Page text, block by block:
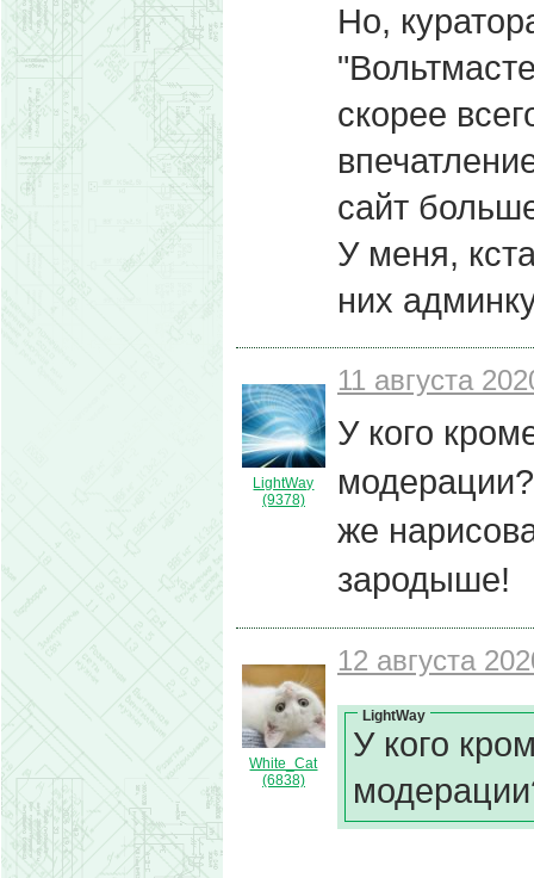
Но,
скорее
сайт
У меня,
них
LightWay
(9378)
11 августа
У кого
же
зародыше!
White_Cat
(6838)
12 августа
LightWay
У кого